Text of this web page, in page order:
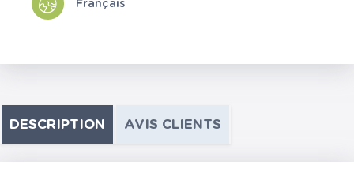
Français
DESCRIPTION AVIS CLIENTS